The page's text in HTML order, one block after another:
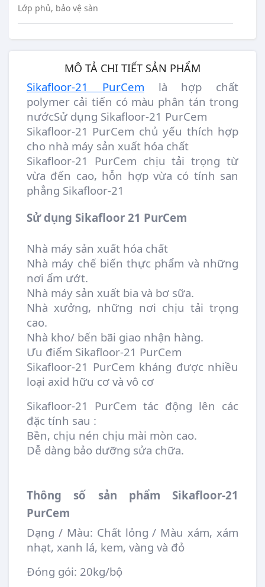
Lớp phủ, bảo vệ sàn
MÔ TẢ CHI TIẾT SẢN PHẨM
Sikafloor-21 PurCem là hợp chất
polymer cải tiến có màu phân tán trong
nướcSử dụng Sikafloor-21 PurCem
Sikafloor-21 PurCem chủ yếu thích hợp
cho nhà máy sản xuất hóa chất
Sikafloor-21 PurCem chịu tải trọng từ
vừa đến cao, hỗn hợp vừa có tính san
phẳng Sikafloor-21
Sử dụng Sikafloor 21 PurCem
Nhà máy sản xuất hóa chất
Nhà máy chế biến thực phẩm và những
nơi ẩm ướt.
Nhà máy sản xuất bia và bơ sữa.
Nhà xưởng, những nơi chịu tải trọng
cao.
Nhà kho/ bến bãi giao nhận hàng.
Ưu điểm Sikafloor-21 PurCem
Sikafloor-21 PurCem kháng được nhiều
loại axid hữu cơ và vô cơ
Sikafloor-21 PurCem tác động lên các
đặc tính sau :
Bền, chịu nén chịu mài mòn cao.
Dễ dàng bảo dưỡng sửa chữa.
Thông số sản phẩm Sikafloor-21
PurCem
Dạng / Màu: Chất lỏng / Màu xám, xám
nhạt, xanh lá, kem, vàng và đỏ
Đóng gói: 20kg/bộ